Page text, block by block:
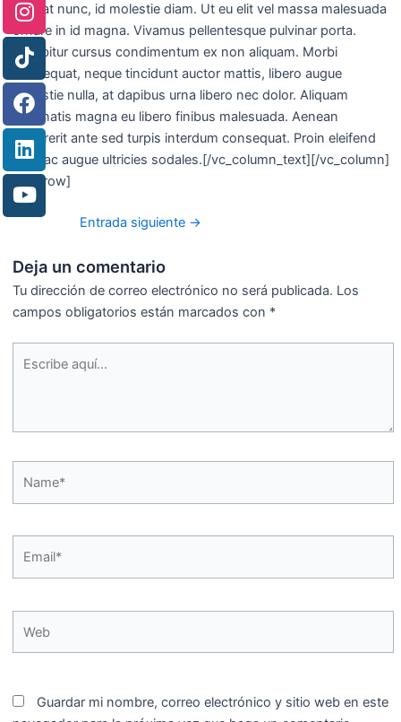
feugiat nunc, id molestie diam. Ut eu elit vel massa malesuada
ornare in id magna. Vivamus pellentesque pulvinar porta.
Curabitur cursus condimentum ex non aliquam. Morbi
consequat, neque tincidunt auctor mattis, libero augue
molestie nulla, at dapibus urna libero nec dolor. Aliquam
venenatis magna eu libero finibus malesuada. Aenean
hendrerit ante sed turpis interdum consequat. Proin eleifend
nulla ac augue ultricies sodales.[/vc_column_text][/vc_column]
[/vc_row]
Entrada siguiente →
Deja un comentario
Tu dirección de correo electrónico no será publicada. Los
campos obligatorios están marcados con *
aquí...
Guardar mi nombre, correo electrónico y sitio web en este